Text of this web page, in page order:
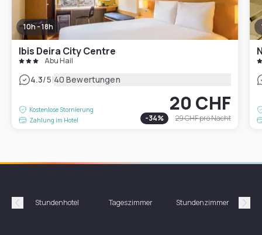
10h - 18h
Ibis Deira City Centre
Abu Hail
4.3/5|40 Bewertungen
Kostenlose Stornierung
Zahlung im Hotel
20 CHF
-34% 29 CHFpro Nacht
Précédent
Stundenhotel Tageszimmer Stundenzimmer